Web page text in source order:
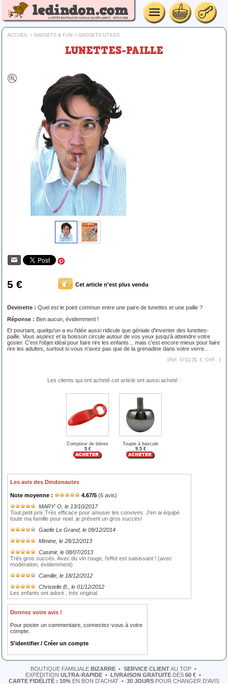
ACCUEIL > GADGETS & FUN > GADGETS UTILES
LUNETTES-PAILLE
5 € Cet article n'est plus vendu
Devinette : Quel est le point commun entre une paire de lunettes et une paille ?
Réponse : Ben aucun, évidemment !
Et pourtant, quelqu'un a eu l'idée aussi ridicule que géniale d'inventer des lunettes-
paille. Vous aspirez et la boisson circule autour de vos yeux jusqu'à atteindre votre
gosier. C'est l'objet idéal pour faire rire les enfants... mais c'est encore mieux pour faire
rire les adultes, surtout si vous n'avez pas que de la grenadine dans votre verre...
[Réf. 6711] [$, £, CHF... ]
Les clients qui ont acheté cet article ont aussi acheté :
Compteur de bières
5 €
Toupie à bascule
9.5 €
Les avis des Dindonautes
Note moyenne : 4.67/5 (6 avis)
MARY' O , le 13/10/2017
Tout petit prix.Très efficace pour amuser les convives. J'en ai équipé
toute ma famille pour noel. je présent un gros succès!
Gaelle Le Grand, le 09/12/2014
Mimine , le 28/12/2013
Casimir, le 08/07/2013
Très gros succès. Avec du vin rouge, l'effet est saisissant ! (avec
modération, évidemment)
Camille , le 18/12/2012
Christelle B.
, le 01/12/2012
Les enfants ont adoré , très original
Donnez votre avis !
Pour poster un commentaire, connectez-vous à votre
compte.
S'identifier / Créer un compte
BOUTIQUE FAMILIALE BIZARRE• SERVICE CLIENTAU TOP•
EXPÉDITION ULTRA-RAPIDE • LIVRAISON GRATUITE DÈS 60 € •
CARTE FIDÉLITÉ : 10% EN BON D'ACHAT • 30 JOURS POUR CHANGER D'AVIS